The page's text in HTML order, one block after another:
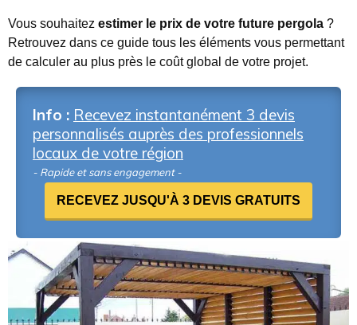
Vous souhaitez estimer le prix de votre future pergola ?
Retrouvez dans ce guide tous les éléments vous permettant
de calculer au plus près le coût global de votre projet.
Info : Recevez instantanément 3 devis
personnalisés auprès des professionnels
locaux de votre région
- Rapide et sans engagement -
RECEVEZ JUSQU'À 3 DEVIS GRATUITS